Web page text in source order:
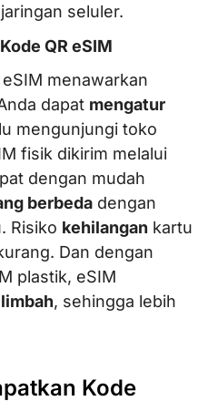
seluler.
QR eSIM
menawarkan
dapat mengatur
mengunjungi toko
fisik dikirim melalui
dengan mudah
berbeda dengan
Risiko kehilangan kartu
Dan dengan
plastik, eSIM
, sehingga lebih
Kode